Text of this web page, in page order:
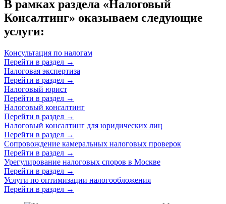
В рамках раздела «Налоговый
Консалтинг» оказываем следующие
услуги:
Консультация по налогам
Перейти в раздел →
Налоговая экспертиза
Перейти в раздел →
Налоговый юрист
Перейти в раздел →
Налоговый консалтинг
Перейти в раздел →
Налоговый консалтинг для юридических лиц
Перейти в раздел →
Сопровождение камеральных налоговых проверок
Перейти в раздел →
Урегулирование налоговых споров в Москве
Перейти в раздел →
Услуги по оптимизации налогообложения
Перейти в раздел →